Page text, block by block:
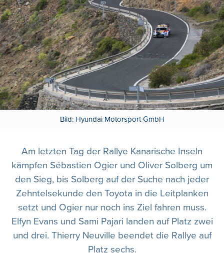
Bild: Hyundai Motorsport GmbH
Am letzten Tag der Rallye Kanarische Inseln
kämpfen Sébastien Ogier und Oliver Solberg um
den Sieg, bis Solberg auf der Suche nach jeder
Zehntelsekunde den Toyota in die Leitplanken
setzt und Ogier nur noch ins Ziel fahren muss.
Elfyn Evans und Sami Pajari landen auf Platz zwei
und drei. Thierry Neuville beendet die Rallye auf
Platz sechs.